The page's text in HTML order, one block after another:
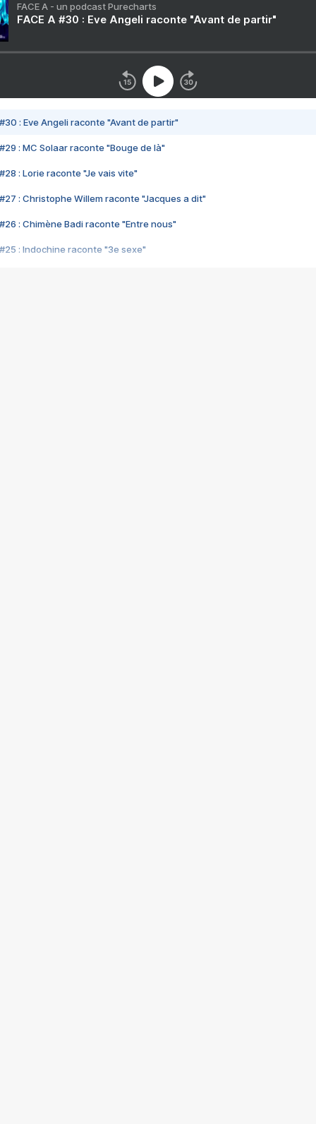
FACE A - un podcast Purecharts
FACE A #30 : Eve Angeli raconte "Avant de partir"
#30 : Eve Angeli raconte "Avant de partir"
#29 : MC Solaar raconte "Bouge de là"
#28 : Lorie raconte "Je vais vite"
#27 : Christophe Willem raconte "Jacques a dit"
#26 : Chimène Badi raconte "Entre nous"
#25 : Indochine raconte "3e sexe"